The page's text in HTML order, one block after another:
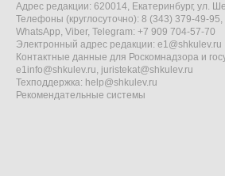
Адрес редакции: 620014, Екатеринбург, ул.
Телефоны (круглосуточно): 8 (343) 379-49-
WhatsApp, Viber, Telegram: +7 909 704-57-70
Электронный адрес редакции: e1@shkulev.ru
Контактные данные для Роскомнадзора и
e1info@shkulev.ru, juristekat@shkulev.ru
Техподдержка: help@shkulev.ru
Рекомендательные системы